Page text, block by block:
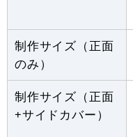
制作サイズ（正面
のみ）
制作サイズ（正面
+サイドカバー）